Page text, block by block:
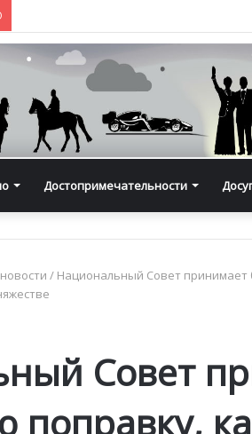
Достопримечательности
/ Национальный Совет
Совет
поправку,